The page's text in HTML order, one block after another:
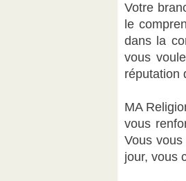
Votre
le
dans la
vous
réputation
MA
vous
Vous
jour, vous